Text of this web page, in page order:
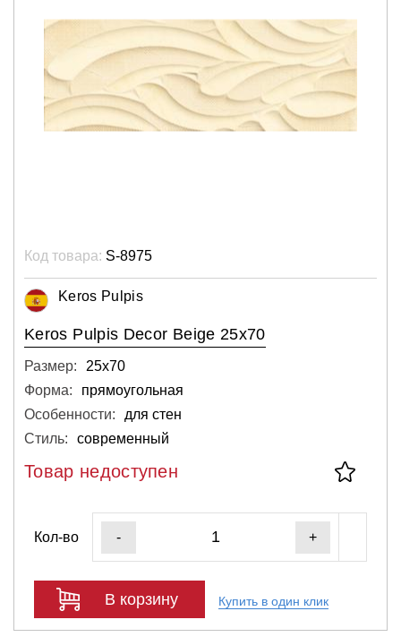
Код товара: S-8975
Keros Pulpis
Keros Pulpis Decor Beige 25x70
Размер:
25х70
Форма:
прямоугольная
Особенности:
для стен
Стиль:
современный
Товар недоступен
Кол-во - +
В корзину Купить в один клик